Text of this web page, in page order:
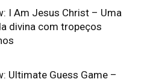
I Am Jesus Christ – Uma
divina com tropeços
Ultimate Guess Game –